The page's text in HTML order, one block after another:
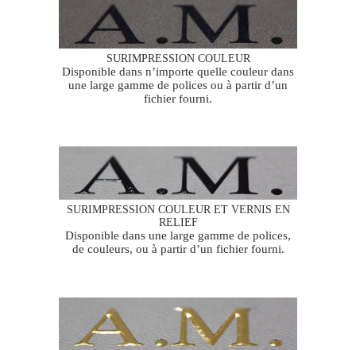
SURIMPRESSION COULEUR
Disponible dans n’importe quelle couleur dans
une large gamme de polices ou à partir d’un
fichier fourni.
SURIMPRESSION COULEUR ET VERNIS EN
RELIEF
Disponible dans une large gamme de polices,
de couleurs, ou à partir d’un fichier fourni.